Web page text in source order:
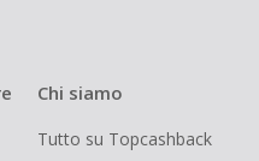
Chi siamo
Tutto su Topcashback